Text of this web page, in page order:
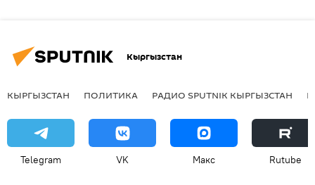
Кыргызстан
КЫРГЫЗСТАН ПОЛИТИКА РАДИО SPUTNIK КЫРГЫЗСТАН
Telegram VK Макс Rutube